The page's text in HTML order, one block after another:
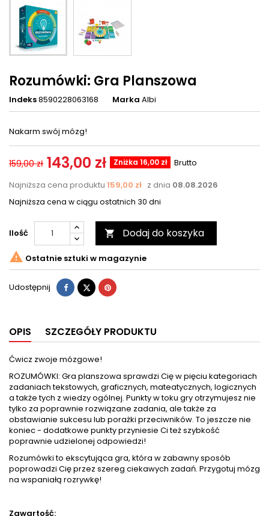
Rozumówki: Gra Planszowa
Indeks8590228063168 Marka Albi
Nakarm swój mózg!
159,00 zł 143,00 zł Zniżka 16,00 zł
Brutto
Najniższa cena produktu 159,00 zł z dnia 08.08.2026
Najniższa cena w ciągu ostatnich 30 dni
Ilość  Dodaj do koszyka
 Ostatnie sztuki w magazynie
Udostępnij Udostępnij
TweetujPinterest
OPIS SZCZEGÓŁY PRODUKTU
Ćwicz zwoje mózgowe!
ROZUMÓWKI: Gra planszowa sprawdzi Cię w pięciu kategoriach
zadaniach tekstowych, graficznych, mateatycznych, logicznych
a także tych z wiedzy ogólnej. Punkty w toku gry otrzymujesz nie
tylko za poprawnie rozwiązane zadania, ale także za
obstawianie sukcesu lub porażki przeciwników. To jeszcze nie
koniec - dodatkowe punkty przyniesie Ci też szybkość
poprawnie udzielonej odpowiedzi!
Rozumówki to ekscytująca gra, która w zabawny sposób
poprowadzi Cię przez szereg ciekawych zadań. Przygotuj mózg
na wspaniałą rozrywkę!
Zawartość: